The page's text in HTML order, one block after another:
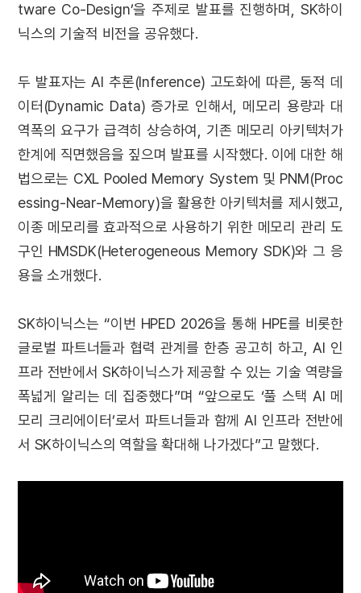
tware Co-Design’을 주제로 발표를 진행하며, SK하이
닉스의 기술적 비전을 공유했다.
두 발표자는 AI 추론(Inference) 고도화에 따른, 동적 데
이터(Dynamic Data) 증가로 인해서, 메모리 용량과 대
역폭의 요구가 급격히 상승하여, 기존 메모리 아키텍처가
한계에 직면했음을 짚으며 발표를 시작했다. 이에 대한 해
법으로는 CXL Pooled Memory System 및 PNM(Proc
essing-Near-Memory)을 활용한 아키텍처를 제시했고,
이종 메모리를 효과적으로 사용하기 위한 메모리 관리 도
구인 HMSDK(Heterogeneous Memory SDK)와 그 응
용을 소개했다.
SK하이닉스는 “이번 HPED 2026을 통해 HPE를 비롯한
글로벌 파트너들과 협력 관계를 한층 공고히 하고, AI 인
프라 전반에서 SK하이닉스가 제공할 수 있는 기술 역량을
폭넓게 알리는 데 집중했다”며 “앞으로도 ‘풀 스택 AI 메
모리 크리에이터’로서 파트너들과 함께 AI 인프라 전반에
서 SK하이닉스의 역할을 확대해 나가겠다”고 말했다.